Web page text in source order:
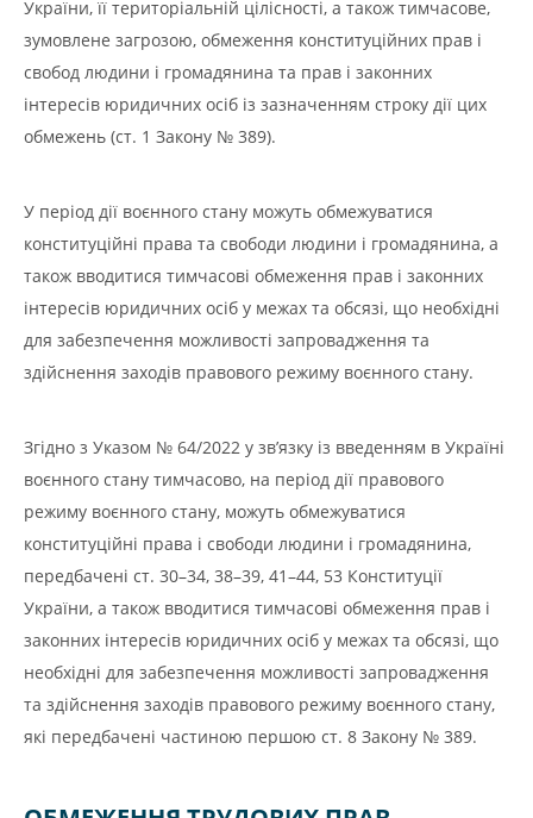
України, її територіальній цілісності, а також тимчасове,
зумовлене загрозою, обмеження конституційних прав і
свобод людини і громадянина та прав і законних
інтересів юридичних осіб із зазначенням строку дії цих
обмежень (ст. 1 Закону № 389).
У період дії воєнного стану можуть обмежуватися
конституційні права та свободи людини і громадянина, а
також вводитися тимчасові обмеження прав і законних
інтересів юридичних осіб у межах та обсязі, що необхідні
для забезпечення можливості запровадження та
здійснення заходів правового режиму воєнного стану.
Згідно з Указом № 64/2022 у зв’язку із введенням в Україні
воєнного стану тимчасово, на період дії правового
режиму воєнного стану, можуть обмежуватися
конституційні права і свободи людини і громадянина,
передбачені ст. 30–34, 38–39, 41–44, 53 Конституції
України, а також вводитися тимчасові обмеження прав і
законних інтересів юридичних осіб у межах та обсязі, що
необхідні для забезпечення можливості запровадження
та здійснення заходів правового режиму воєнного стану,
які передбачені частиною першою ст. 8 Закону № 389.